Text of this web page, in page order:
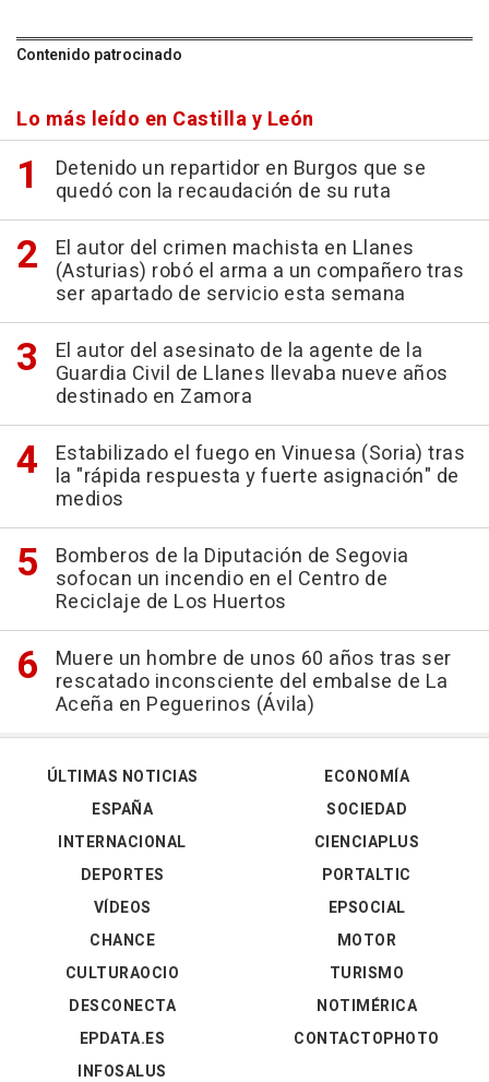
Contenido patrocinado
Lo más leído en Castilla y León
Detenido un repartidor en Burgos que se
quedó con la recaudación de su ruta
El autor del crimen machista en Llanes
(Asturias) robó el arma a un compañero tras
ser apartado de servicio esta semana
El autor del asesinato de la agente de la
Guardia Civil de Llanes llevaba nueve años
destinado en Zamora
Estabilizado el fuego en Vinuesa (Soria) tras
la "rápida respuesta y fuerte asignación" de
medios
Bomberos de la Diputación de Segovia
sofocan un incendio en el Centro de
Reciclaje de Los Huertos
Muere un hombre de unos 60 años tras ser
rescatado inconsciente del embalse de La
Aceña en Peguerinos (Ávila)
ÚLTIMAS NOTICIAS
ESPAÑA
INTERNACIONAL
DEPORTES
VÍDEOS
ECONOMÍA
SOCIEDAD
CIENCIAPLUS
PORTALTIC
EPSOCIAL
CHANCE
CULTURAOCIO
DESCONECTA
EPDATA.ES
INFOSALUS
MOTOR
TURISMO
NOTIMÉRICA
CONTACTOPHOTO